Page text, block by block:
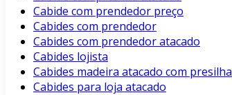
Cabide com prendedor preço
Cabides com prendedor
Cabides com prendedor atacado
Cabides lojista
Cabides madeira atacado com presilha
Cabides para loja atacado